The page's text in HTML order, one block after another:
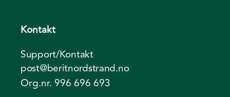
Kontakt
Support/Kontakt
post@beritnordstrand.no
Org.nr. 996 696 693